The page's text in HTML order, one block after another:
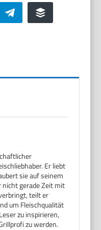
Telegram Buffer
Er liebt
sie auf seinem
nicht gerade Zeit mit
teilt er
um Fleischqualität
zu inspirieren,
zu werden.